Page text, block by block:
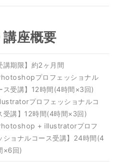
講座概要
講期限】約2ヶ月間
プロフェッショナル
ス受講】12時間(4時間×3回)
プロフェッショナルコ
受講】12時間(4時間×3回)
+ illustratorプロフ
ショナルコース受講】24時間(4
×6回)